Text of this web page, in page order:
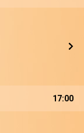
17:00